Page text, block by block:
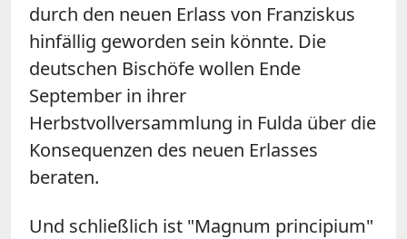
durch den neuen Erlass von Franziskus
hinfällig geworden sein könnte. Die
deutschen Bischöfe wollen Ende
September in ihrer
Herbstvollversammlung in Fulda über die
Konsequenzen des neuen Erlasses
beraten.
Und schließlich ist "Magnum principium"